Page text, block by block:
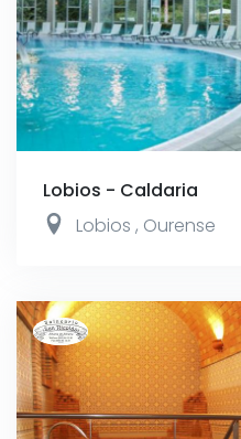
Lobios - Caldaria
Lobios , Ourense